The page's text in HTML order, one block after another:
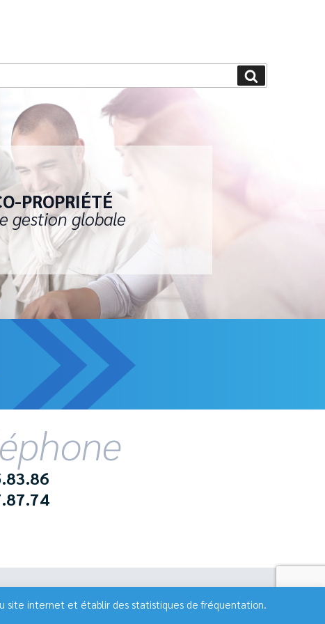
PROPRIÉTÉ
gestion globale
Espace recrutement
site internet et établir des statistiques de fréquentation.